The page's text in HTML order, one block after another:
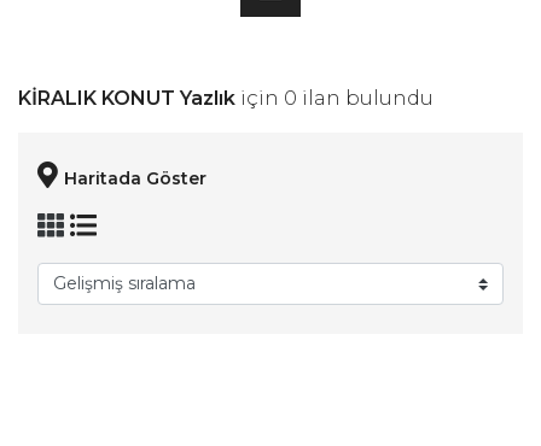
KİRALIK KONUT Yazlık için 0 ilan bulundu
Haritada Göster